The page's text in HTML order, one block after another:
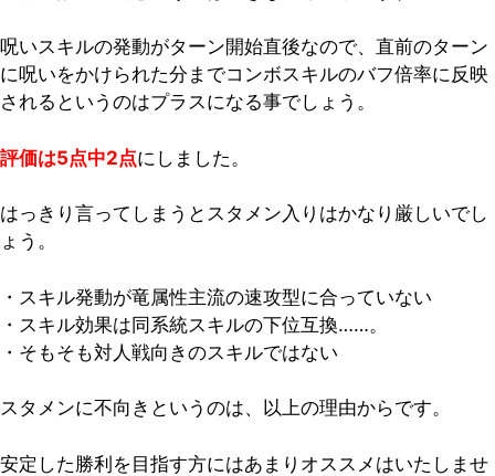
呪いスキルの発動がターン開始直後なので、直前のターン
に呪いをかけられた分までコンボスキルのバフ倍率に反映
されるというのはプラスになる事でしょう。
評価は5点中2点にしました。
はっきり言ってしまうとスタメン入りはかなり厳しいでし
ょう。
・スキル発動が竜属性主流の速攻型に合っていない
・スキル効果は同系統スキルの下位互換……。
・そもそも対人戦向きのスキルではない
スタメンに不向きというのは、以上の理由からです。
安定した勝利を目指す方にはあまりオススメはいたしませ